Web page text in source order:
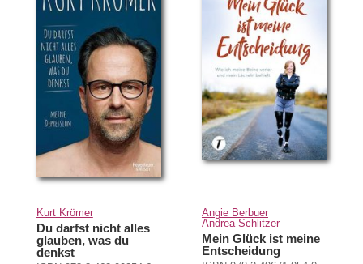
Kurt Krömer
Du darfst nicht alles
glauben, was du
denkst
Angie Berbuer
Andrea Schlitzer
Mein Glück ist meine
Entscheidung